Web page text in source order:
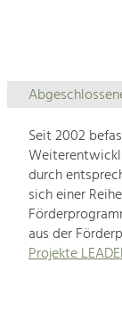
Seit 2002
durch
sich einer
aus der
Projekte